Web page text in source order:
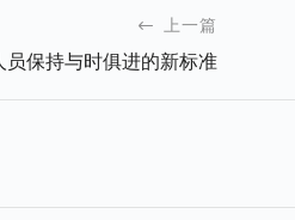
上一篇
保持与时俱进的新标准